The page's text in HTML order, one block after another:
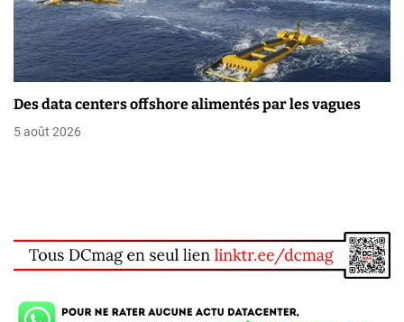
Des data centers offshore alimentés par les vagues
5 août 2026